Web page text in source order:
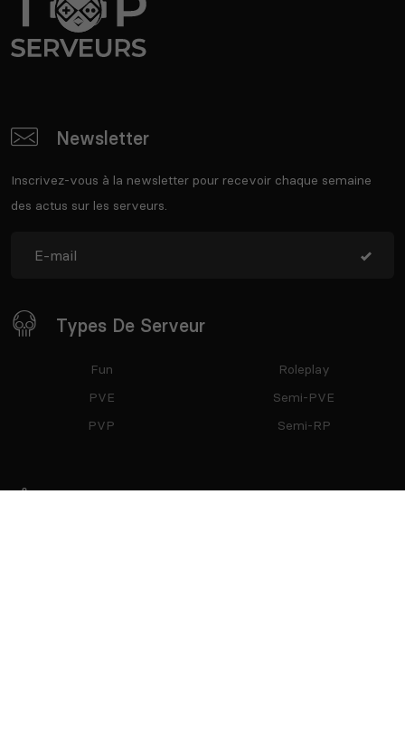
Newsletter
Inscrivez-vous à la newsletter pour recevoir chaque semaine
des actus sur les serveurs.
Types De Serveur
Fun
PVE
PVP
Roleplay
Semi-PVE
Semi-RP